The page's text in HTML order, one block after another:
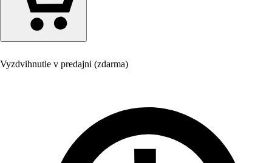
Vyzdvihnutie v predajni (zdarma)